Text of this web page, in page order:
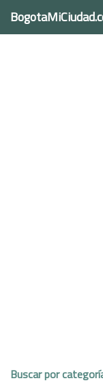
Buscar por